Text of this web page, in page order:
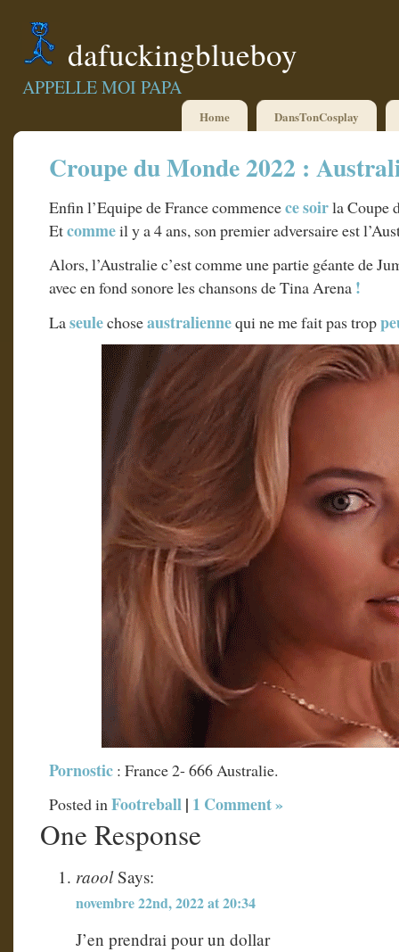
dafuckingblueboy
APPELLE MOI PAPA
Home DansTonCosplay
Croupe du Monde 2022 :
Enfin l’Equipe de France commencece soirla Coupe
Etcommeil y a 4 ans, son premier adversaire est
Alors, l’Australie c’est comme une partie géante de
avec en fond sonore les chansons de Tina Arena !
Laseulechoseaustraliennequi ne me fait pas trop
Pornostic : France 2- 666 Australie.
Posted inFootreball| 1 Comment »
One Response
raoolSays:
novembre 22nd, 2022 at 20:34
J’en prendrai pour un dollar